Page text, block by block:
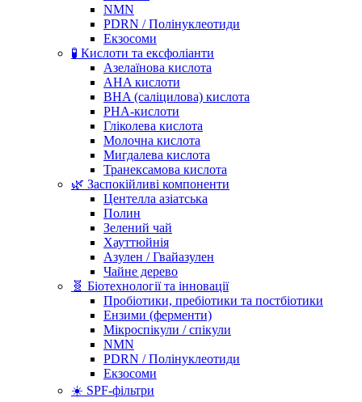
NMN
PDRN / Полінуклеотиди
Екзосоми
🧪 Кислоти та ексфоліанти
Азелаїнова кислота
AHA кислоти
BHA (саліцилова) кислота
PHA-кислоти
Гліколева кислота
Молочна кислота
Мигдалева кислота
Транексамова кислота
🌿 Заспокійливі компоненти
Центелла азіатська
Полин
Зелений чай
Хауттюйнія
Азулен / Гвайазулен
Чайне дерево
🧬 Біотехнології та інновації
Пробіотики, пребіотики та постбіотики
Ензими (ферменти)
Мікроспікули / спікули
NMN
PDRN / Полінуклеотиди
Екзосоми
☀️ SPF-фільтри